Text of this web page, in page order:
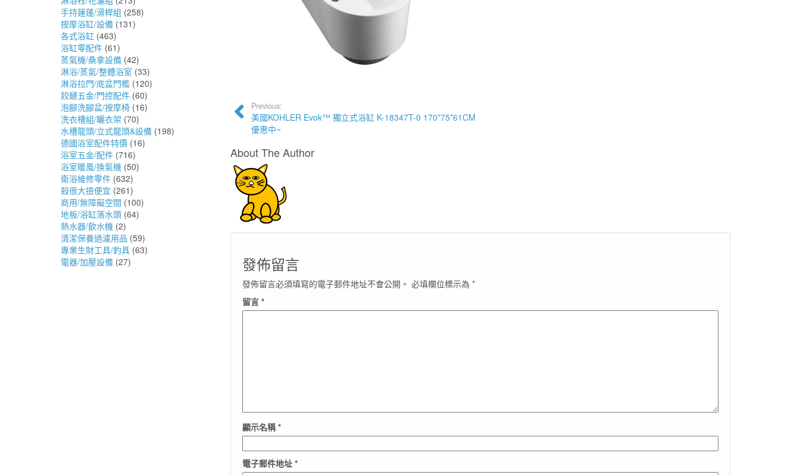
手持蓮蓬/滑桿組 (258)
按摩浴缸/設備 (131)
各式浴缸 (463)
浴缸零配件 (61)
蒸氣機/桑拿設備 (42)
淋浴/蒸氣/整體浴室 (33)
淋浴拉門/底盆門檻 (120)
鉸鏈五金/門控配件 (60)
泡腳洗腳盆/按摩椅 (16)
洗衣槽組/曬衣架 (70)
水槽龍頭/立式龍頭&設備 (198)
德國浴室配件特價 (16)
浴室五金/配件 (716)
浴室暖風/換氣機 (50)
衛浴維修零件 (632)
殺很大撿便宜 (261)
商用/無障礙空間 (100)
地板/浴缸落水頭 (64)
熱水器/飲水機 (2)
清潔保養過濾用品 (59)
專業生財工具/釣具 (63)
電器/加壓設備 (27)
Previous:
美國KOHLER Evok™ 獨立式浴缸 K-18347T-0 170*75*61CM
優惠中~
About The Author
發佈留言
發佈留言必須填寫的電子郵件地址不會公開。 必填欄位標示為 *
留言 *
顯示名稱*
電子郵件地址 *